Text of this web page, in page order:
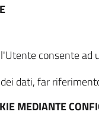
consente ad
dati, far
MEDIANTE